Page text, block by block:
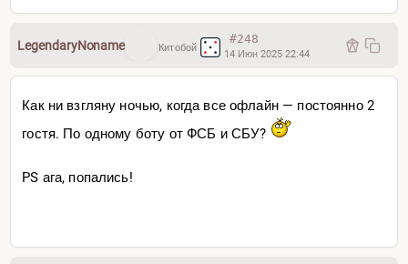
LegendaryNoname Китобой
#248
14 Июн 2025 22:44
Как ни взгляну ночью, когда все офлайн — постоянно 2
гостя. По одному боту от ФСБ и СБУ?
PS ага, попались!